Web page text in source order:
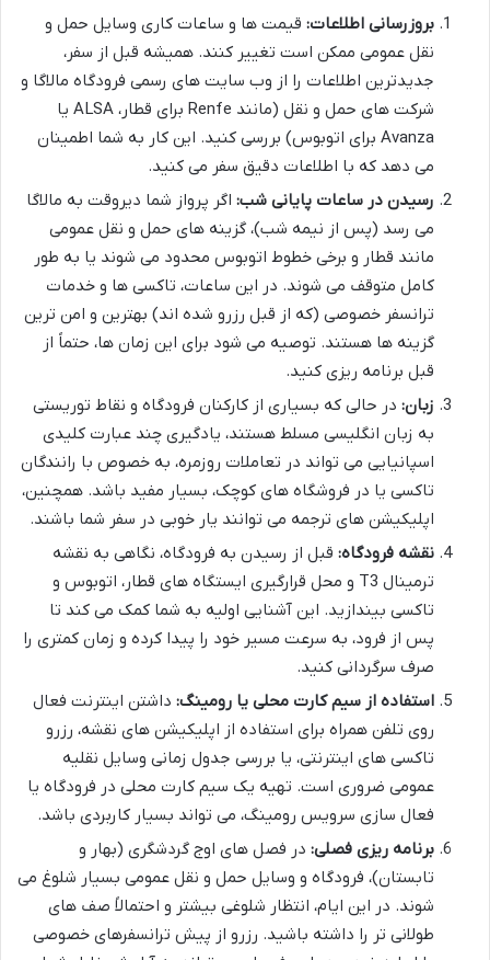
بروزرسانی اطلاعات: قیمت ها و ساعات کاری وسایل حمل و
نقل عمومی ممکن است تغییر کنند. همیشه قبل از سفر،
جدیدترین اطلاعات را از وب سایت های رسمی فرودگاه مالاگا و
شرکت های حمل و نقل (مانند Renfe برای قطار، ALSA یا
Avanza برای اتوبوس) بررسی کنید. این کار به شما اطمینان
می دهد که با اطلاعات دقیق سفر می کنید.
رسیدن در ساعات پایانی شب: اگر پرواز شما دیروقت به مالاگا
می رسد (پس از نیمه شب)، گزینه های حمل و نقل عمومی
مانند قطار و برخی خطوط اتوبوس محدود می شوند یا به طور
کامل متوقف می شوند. در این ساعات، تاکسی ها و خدمات
ترانسفر خصوصی (که از قبل رزرو شده اند) بهترین و امن ترین
گزینه ها هستند. توصیه می شود برای این زمان ها، حتماً از
قبل برنامه ریزی کنید.
زبان: در حالی که بسیاری از کارکنان فرودگاه و نقاط توریستی
به زبان انگلیسی مسلط هستند، یادگیری چند عبارت کلیدی
اسپانیایی می تواند در تعاملات روزمره، به خصوص با رانندگان
تاکسی یا در فروشگاه های کوچک، بسیار مفید باشد. همچنین،
اپلیکیشن های ترجمه می توانند یار خوبی در سفر شما باشند.
نقشه فرودگاه: قبل از رسیدن به فرودگاه، نگاهی به نقشه
ترمینال T3 و محل قرارگیری ایستگاه های قطار، اتوبوس و
تاکسی بیندازید. این آشنایی اولیه به شما کمک می کند تا
پس از فرود، به سرعت مسیر خود را پیدا کرده و زمان کمتری را
صرف سرگردانی کنید.
استفاده از سیم کارت محلی یا رومینگ: داشتن اینترنت فعال
روی تلفن همراه برای استفاده از اپلیکیشن های نقشه، رزرو
تاکسی های اینترنتی، یا بررسی جدول زمانی وسایل نقلیه
عمومی ضروری است. تهیه یک سیم کارت محلی در فرودگاه یا
فعال سازی سرویس رومینگ، می تواند بسیار کاربردی باشد.
برنامه ریزی فصلی: در فصل های اوج گردشگری (بهار و
تابستان)، فرودگاه و وسایل حمل و نقل عمومی بسیار شلوغ می
شوند. در این ایام، انتظار شلوغی بیشتر و احتمالاً صف های
طولانی تر را داشته باشید. رزرو از پیش ترانسفرهای خصوصی